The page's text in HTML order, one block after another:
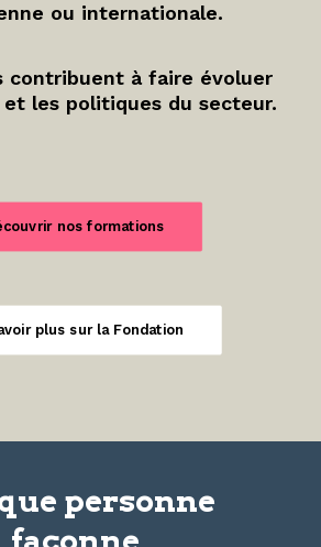
ou internationale.
contribuent à faire évoluer
les politiques du secteur.
nos formations
plus sur la Fondation
personne